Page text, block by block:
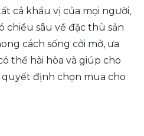
cả khẩu vị của mọi người,
chiều sâu về đặc thù sản
cách sống cởi mở, ưa
thể hài hòa và giúp cho
định chọn mua cho